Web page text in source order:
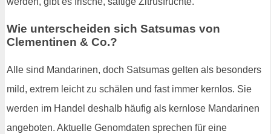
Wie unterscheiden sich Satsumas von
Clementinen & Co.?
Alle sind Mandarinen, doch Satsumas gelten als besonders
mild, extrem leicht zu schälen und fast immer kernlos. Sie
werden im Handel deshalb häufig als kernlose Mandarinen
angeboten. Aktuelle Genomdaten sprechen für eine